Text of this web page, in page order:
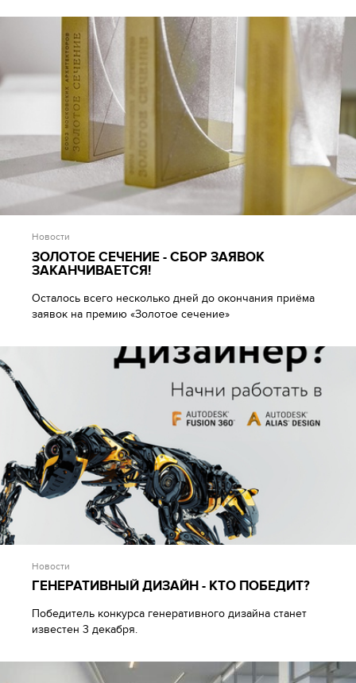
Новости
ЗОЛОТОЕ СЕЧЕНИЕ - СБОР ЗАЯВОК
ЗАКАНЧИВАЕТСЯ!
Осталось всего несколько дней до окончания приёма
заявок на премию «Золотое сечение»
Новости
ГЕНЕРАТИВНЫЙ ДИЗАЙН - КТО ПОБЕДИТ?
Победитель конкурса генеративного дизайна станет
известен 3 декабря.